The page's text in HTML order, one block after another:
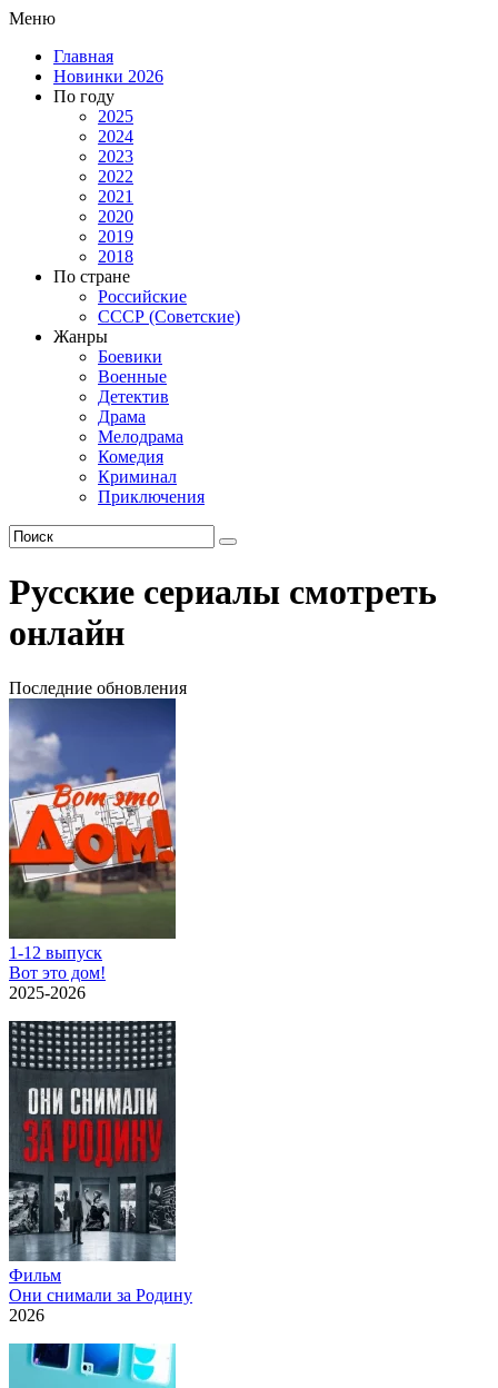
Меню
Главная
Новинки 2026
По году
2025
2024
2023
2022
2021
2020
2019
2018
По стране
Российские
СССР (Советские)
Жанры
Боевики
Военные
Детектив
Драма
Мелодрама
Комедия
Криминал
Приключения
Русские сериалы смотреть
онлайн
Последние обновления
1-12 выпуск
Вот это дом!
2025-2026
Фильм
Они снимали за Родину
2026